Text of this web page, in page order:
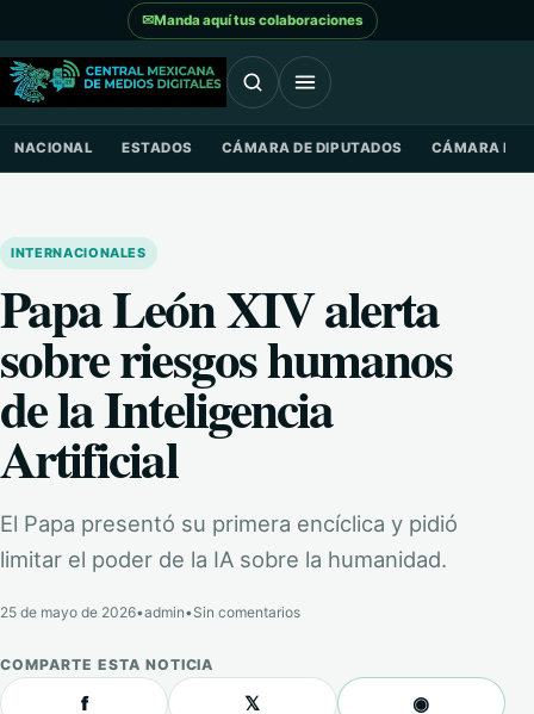
Saltar al contenido
✉Manda aquí tus colaboraciones
NACIONAL ESTADOS CÁMARA DE DIPUTADOS CÁMARA DE
INTERNACIONALES
Papa León XIV alerta
sobre riesgos humanos
de la Inteligencia
Artificial
El Papa presentó su primera encíclica y pidió
limitar el poder de la IA sobre la humanidad.
25 de mayo de 2026•admin•Sin comentarios
COMPARTE ESTA NOTICIA
f 𝕏 ◉